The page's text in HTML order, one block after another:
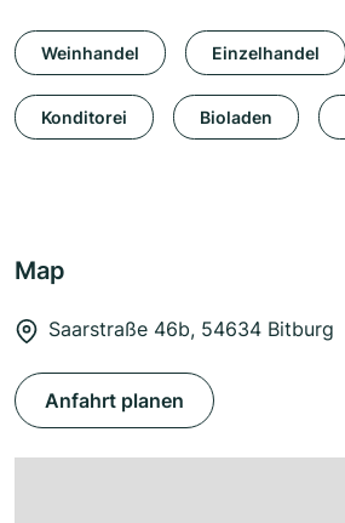
Weinhandel Einzelhandel
Konditorei Bioladen
Map
Saarstraße 46b, 54634 Bitburg
Anfahrt planen